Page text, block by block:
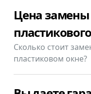
пластиковом окне.
уточните сколько
петли
Цена замены
Сколько стоит
пластиковом окне?
стоит от 1000₽.